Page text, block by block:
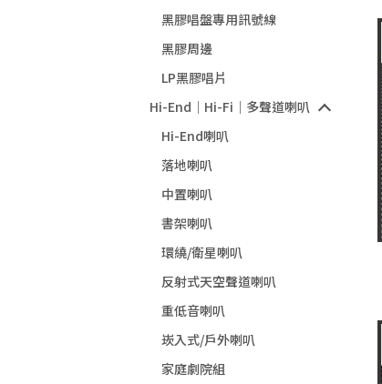
黑膠唱盤專用訊號線
黑膠周邊
LP黑膠唱片
Hi-End｜Hi-Fi｜多聲道喇叭
Hi-End喇叭
落地喇叭
中置喇叭
書架喇叭
環繞/衛星喇叭
反射式天空聲道喇叭
重低音喇叭
崁入式/戶外喇叭
家庭劇院組